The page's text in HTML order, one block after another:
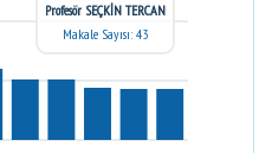
Profesör SEÇKİN TERCAN
Makale Sayısı: 43